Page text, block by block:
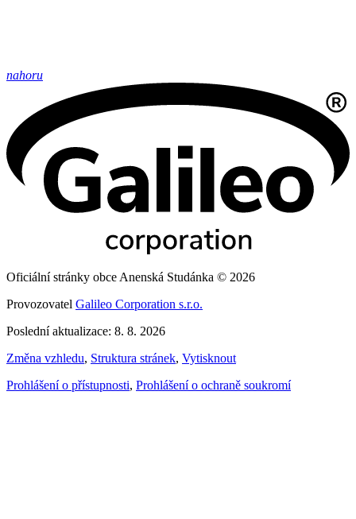
nahoru
Oficiální stránky obce Anenská Studánka © 2026
Provozovatel Galileo Corporation s.r.o.
Poslední aktualizace: 8. 8. 2026
Změna vzhledu, Struktura stránek, Vytisknout
Prohlášení o přístupnosti, Prohlášení o ochraně soukromí